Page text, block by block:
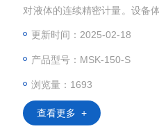
对液体的连续精密计量。设备
更新时间：2025-02-18
产品型号：MSK-150-S
浏览量：1693
查看更多 +